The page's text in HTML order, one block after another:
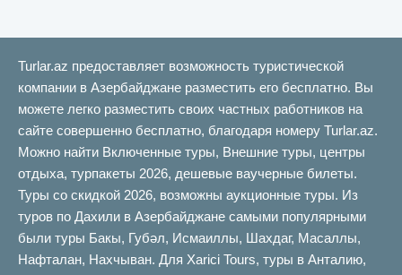
Turlar.az предоставляет возможность туристической
компании в Азербайджане разместить его бесплатно. Вы
можете легко разместить своих частных работников на
сайте совершенно бесплатно, благодаря номеру Turlar.az.
Можно найти Включенные туры, Внешние туры, центры
отдыха, турпакеты 2026, дешевые ваучерные билеты.
Туры со скидкой 2026, возможны аукционные туры. Из
туров по Дахили в Азербайджане самыми популярными
были туры Бакы, Губəл, Исмаиллы, Шахдаг, Масаллы,
Нафталан, Нахчыван. Для Xarici Tours, туры в Анталию,